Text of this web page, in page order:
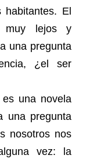
habitantes. El
muy lejos y
una pregunta
¿el ser
una novela
una pregunta
nosotros nos
vez: la